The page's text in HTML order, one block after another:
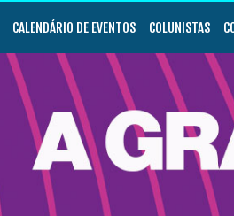
CALENDÁRIO DE EVENTOS COLUNISTAS